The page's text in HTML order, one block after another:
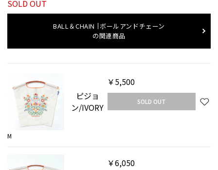
SOLD OUT
BALL＆CHAIN
ボールアンドチェーン
の関連商品
M
￥5,500
ピジョ
ン/IVORY
SOLD OUT
￥6,050